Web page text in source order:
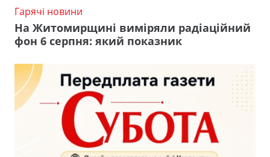
Гарячі новини
На Житомирщині виміряли радіаційний
фон 6 серпня: який показник